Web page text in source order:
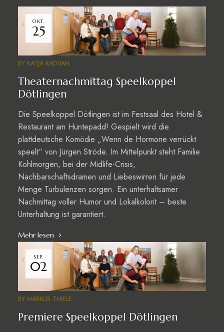
OKT.
25
BY KATJA RADVAN
Theaternachmittag Speelkoppel
Dötlingen
Die Speelkoppel Dötlingen ist im Festsaal des Hotel &
Restaurant am Huntepadd! Gespielt wird die
plattdeutsche Komödie „Wenn de Hormone verrückt
speelt“ von Jürgen Ströde. Im Mittelpunkt steht Familie
Kohlmorgen, bei der Midlife-Crisis,
Nachbarschaftsdramen und Liebeswirren für jede
Menge Turbulenzen sorgen. Ein unterhaltsamer
Nachmittag voller Humor und Lokalkolorit – beste
Unterhaltung ist garantiert.
Mehr lesen
SEP.
02
BY MARKUS THIELE
Premiere Speelkoppel Dötlingen